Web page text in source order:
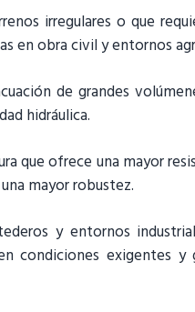
irregulares o que
en obra civil y entornos
de grandes
hidráulica.
que ofrece una mayor
mayor robustez.
y entornos
condiciones exigentes y